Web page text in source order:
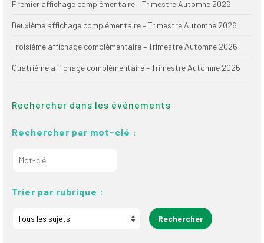
Publications
Nouvelles du
Communiqués
Premier affichage complémentaire – Trimestre Automne 2026
Deuxième affichage complémentaire – Trimestre Automne 2026
Troisième affichage complémentaire – Trimestre Automne 2026
Quatrième affichage complémentaire – Trimestre Automne 2026
Rechercher dans les événements
Rechercher par mot-clé :
Trier par rubrique :